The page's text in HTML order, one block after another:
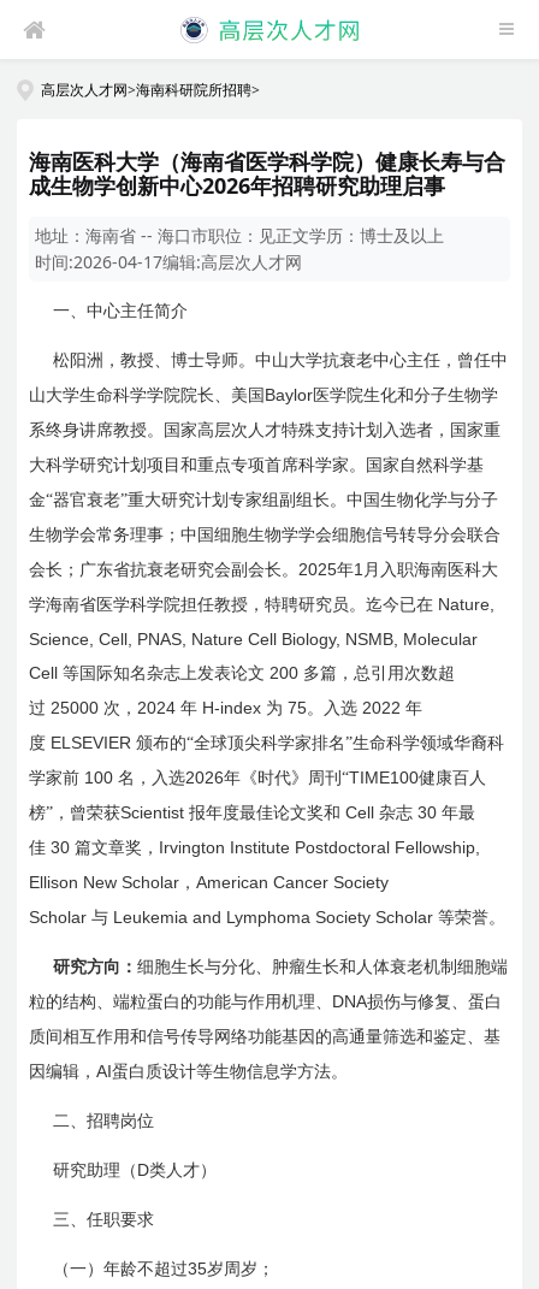
高层次人才网>海南科研院所招聘>
海南医科大学（海南省医学科学院）健康长寿与合
成生物学创新中心2026年招聘研究助理启事
地址：海南省 -- 海口市职位： 见正文学历：博士及以上
时间:2026-04-17编辑:高层次人才网
一、中心主任简介
松阳洲，教授、博士导师。中山大学抗衰老中心主任，曾任中
山大学生命科学学院院长、美国 Baylor医学院生化和分子生物学
系终身讲席教授。国家高层次人才特殊支持计划入选者，国家重
大科学研究计划项目和重点专项首席科学家。国家自然科学基
金“器官衰老”重大研究计划专家组副组长。中国生物化学与分子
生物学会常务理事；中国细胞生物学学会细胞信号转导分会联合
会长；广东省抗衰老研究会副会长。 2025年1 月入职海南医科大
学海南省医学科学院担任教授，特聘研究员。迄今已在 Nature,
Science, Cell, PNAS, Nature Cell Biology, NSMB, Molecular
Cell等国际知名杂志上发表论文 200 多篇，总引用次数超
过 25000 次， 2024年 H-index 为 75。入选 2022年
度 ELSEVIER颁布的“全球顶尖科学家排名”生命科学领域华裔科
学家前 100名，入选2026年《时代》周刊“TIME100健康百人
榜”，曾荣获Scientist报年度最佳论文奖和 Cell杂志 30年最
佳 30篇文章奖， Irvington Institute Postdoctoral Fellowship,
Ellison New Scholar ，American Cancer Society
Scholar与 Leukemia and Lymphoma Society Scholar等荣誉。
研究方向：细胞生长与分化、肿瘤生长和人体衰老机制细胞端
粒的结构、端粒蛋白的功能与作用机理、 DNA损伤与修复、蛋白
质间相互作用和信号传导网络功能基因的高通量筛选和鉴定、基
因编辑，AI蛋白质设计等生物信息学方法。
二、招聘岗位
研究助理（ D类人才）
三、任职要求
（一）年龄不超过35岁周岁；